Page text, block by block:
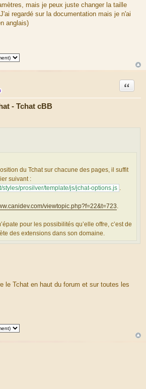
mais je peux juste changer la taille
regardé sur la documentation mais je n'ai
anglais)
- Tchat cBB
Citation
du Tchat sur chacune des pages, il suffit
suivant :
styles/prosilver/template/js/jchat-options.js
viewtopic.php?f=22&t=723
pour les possibilités qu’elle offre, c’est de
des extensions dans son domaine.
le Tchat en haut du forum et sur toutes les